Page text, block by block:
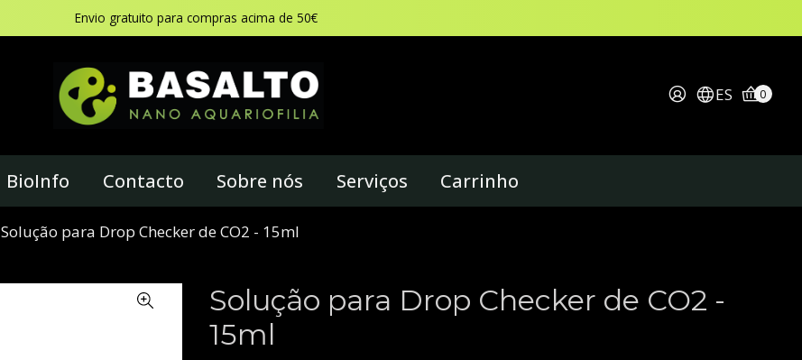
Envio gratuito para compras acima de 50€
ES 0
BioInfo Contacto Sobre nós Serviços Carrinho
Solução para Drop Checker de CO2 - 15ml
Solução para Drop Checker de CO2 -
15ml